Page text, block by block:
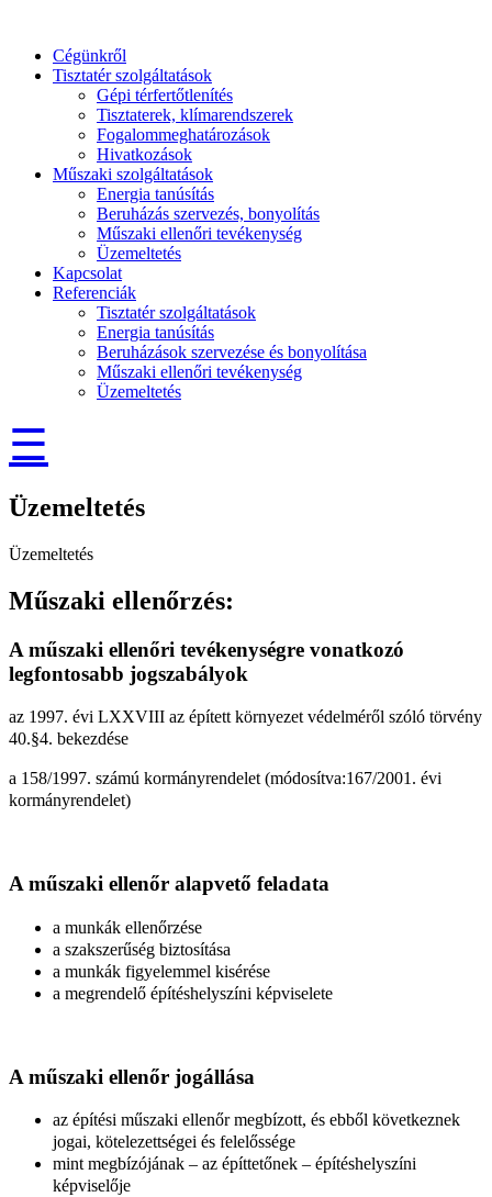
Cégünkről
Tisztatér szolgáltatások
Gépi térfertőtlenítés
Tisztaterek, klímarendszerek
Fogalommeghatározások
Hivatkozások
Műszaki szolgáltatások
Energia tanúsítás
Beruházás szervezés, bonyolítás
Műszaki ellenőri tevékenység
Üzemeltetés
Kapcsolat
Referenciák
Tisztatér szolgáltatások
Energia tanúsítás
Beruházások szervezése és bonyolítása
Műszaki ellenőri tevékenység
Üzemeltetés
☰
Üzemeltetés
Üzemeltetés
Műszaki ellenőrzés:
A műszaki ellenőri tevékenységre vonatkozó
legfontosabb jogszabályok
az 1997. évi LXXVIII az épített környezet védelméről szóló törvény
40.§4. bekezdése
a 158/1997. számú kormányrendelet (módosítva:167/2001. évi
kormányrendelet)
A műszaki ellenőr alapvető feladata
a munkák ellenőrzése
a szakszerűség biztosítása
a munkák figyelemmel kisérése
a megrendelő építéshelyszíni képviselete
A műszaki ellenőr jogállása
az építési műszaki ellenőr megbízott, és ebből következnek
jogai, kötelezettségei és felelőssége
mint megbízójának – az építtetőnek – építéshelyszíni
képviselője